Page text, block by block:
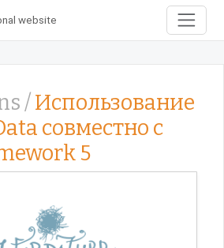
website
/Использование
совместно с
5